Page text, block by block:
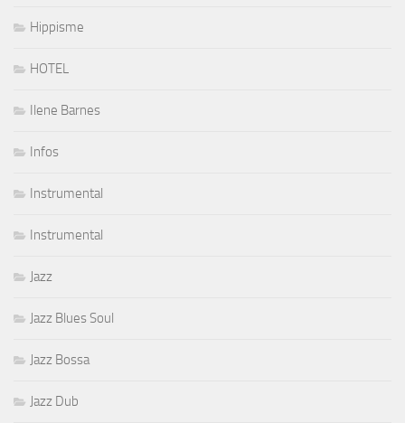
Hippisme
HOTEL
Ilene Barnes
Infos
Instrumental
Instrumental
Jazz
Jazz Blues Soul
Jazz Bossa
Jazz Dub